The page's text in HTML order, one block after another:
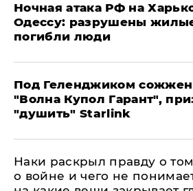
​Ночная атака РФ на
Одессу: разрушены
погибли люди
Под Геленджиком
"Волна Купол Гарант",
"душить" Starlink
Наки раскрыл правду о
о войне и чего не